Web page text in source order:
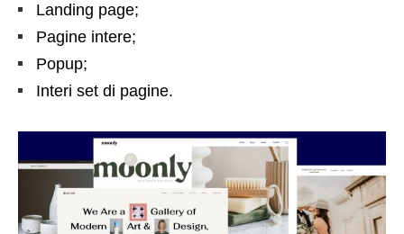
Landing page;
Pagine intere;
Popup;
Interi set di pagine.